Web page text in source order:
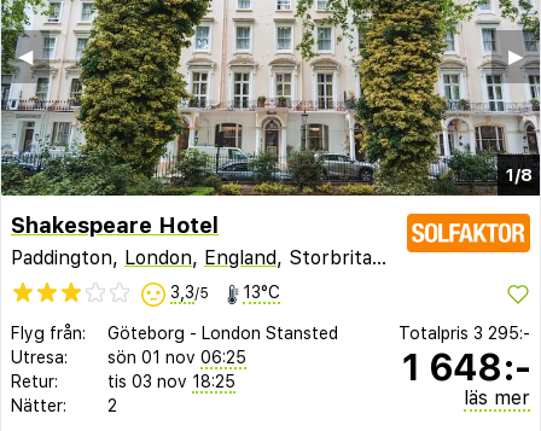
1/8
▶︎
◀︎
Shakespeare Hotel
Paddington, London, England, Storbritannien
3,3/5 13°C
Flyg från: Göteborg - London Stansted
Utresa:
sön 01 nov 06:25
Retur:
tis 03 nov 18:25
Nätter:
2
Totalpris 3 295:-
1 648:-
läs mer